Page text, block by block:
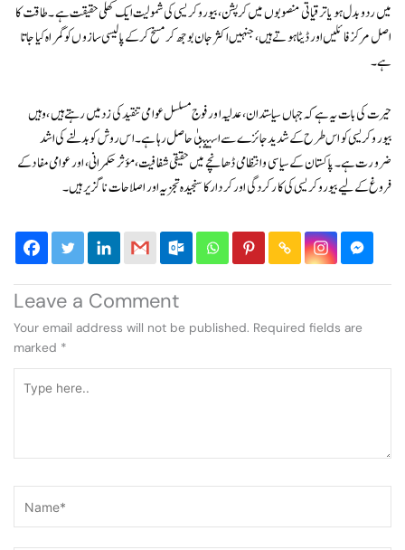
میں رد و بدل ہو یا ترقیاتی منصوبوں میں کرپشن، بیوروکریسی کی شمولیت ایک کھلی حقیقت ہے۔ طاقت کا
اصل مرکز فائلیں اور ڈیٹا ہوتے ہیں، جنہیں اکثر جان بوجھ کر مسخ کر کے پالیسی سازوں کو گمراہ کیا جاتا
ہے۔
حیرت کی بات یہ ہے کہ جہاں سیاستدان، عدلیہ اور فوج مسلسل عوامی تنقید کی زد میں رہتے ہیں، وہیں
بیوروکریسی کو اس طرح کے شدید جائزے سے استثنیٰ حاصل رہا ہے۔ اس روش کو بدلنے کی اشد
ضرورت ہے۔ پاکستان کے سیاسی و انتظامی ڈھانچے میں حقیقی شفافیت، مؤثر حکمرانی، اور عوامی مفاد کے
فروغ کے لیے بیوروکریسی کی کارکردگی اور کردار کا سنجیدہ تجزیہ اور اصلاحات ناگزیر ہیں۔
Leave a Comment
Your email address will not be published. Required fields are
marked *
here..